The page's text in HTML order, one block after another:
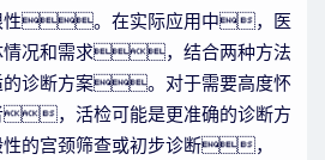
性。在实际应用中，医
情况和需求，结合两种方法
诊断方案。对于需要高度怀
，活检可能是更准确的诊断方
的宫颈筛查或初步诊断，